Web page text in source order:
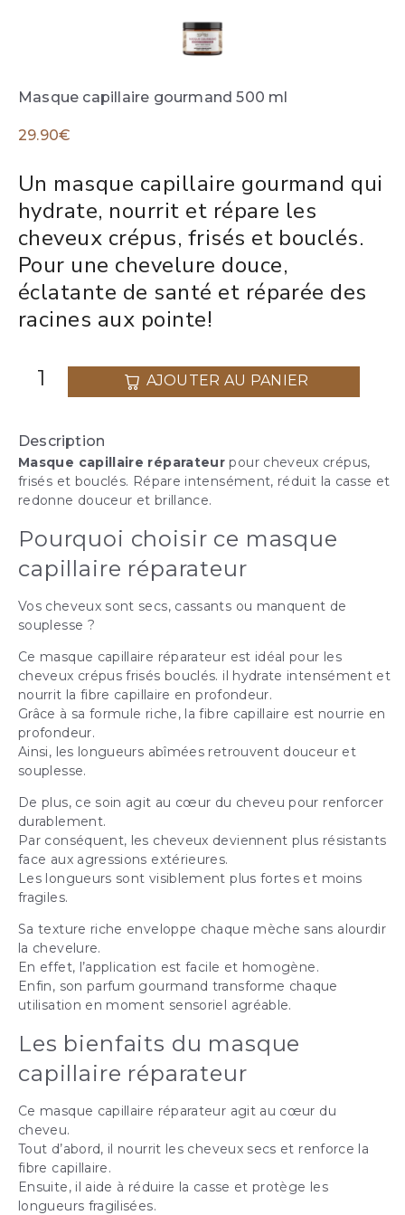
Masque capillaire gourmand 500 ml
29.90€
Un masque capillaire gourmand qui
hydrate, nourrit et répare les
cheveux crépus, frisés et bouclés.
Pour une chevelure douce,
éclatante de santé et réparée des
racines aux pointe!
AJOUTER AU PANIER
Description
Masque capillaire réparateur pour cheveux crépus,
frisés et bouclés. Répare intensément, réduit la casse et
redonne douceur et brillance.
Pourquoi choisir ce masque
capillaire réparateur
Vos cheveux sont secs, cassants ou manquent de
souplesse ?
Ce masque capillaire réparateur est idéal pour les
cheveux crépus frisés bouclés. il hydrate intensément et
nourrit la fibre capillaire en profondeur.
Grâce à sa formule riche, la fibre capillaire est nourrie en
profondeur.
Ainsi, les longueurs abîmées retrouvent douceur et
souplesse.
De plus, ce soin agit au cœur du cheveu pour renforcer
durablement.
Par conséquent, les cheveux deviennent plus résistants
face aux agressions extérieures.
Les longueurs sont visiblement plus fortes et moins
fragiles.
Sa texture riche enveloppe chaque mèche sans alourdir
la chevelure.
En effet, l’application est facile et homogène.
Enfin, son parfum gourmand transforme chaque
utilisation en moment sensoriel agréable.
Les bienfaits du masque
capillaire réparateur
Ce masque capillaire réparateur agit au cœur du
cheveu.
Tout d’abord, il nourrit les cheveux secs et renforce la
fibre capillaire.
Ensuite, il aide à réduire la casse et protège les
longueurs fragilisées.